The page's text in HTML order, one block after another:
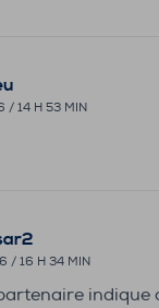
/ 14 H 53 MIN
/ 16 H 34 MIN
indique